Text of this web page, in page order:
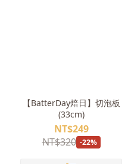
【BatterDay焙日】切泡板
(33cm)
NT$249
NT$320 -22%